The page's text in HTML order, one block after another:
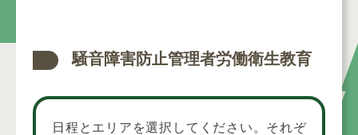
騒音障害防止管理者労働衛生教育
日程とエリアを選択してください。それぞ